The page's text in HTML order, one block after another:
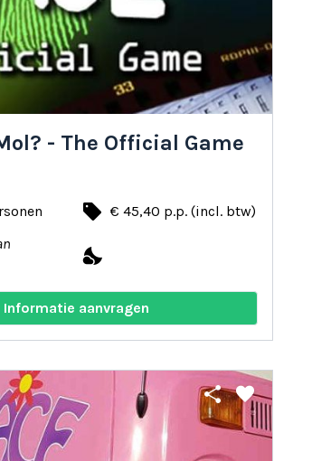
- The Official Game
local_offer € 45,40 p.p. (incl. btw)
nights_stay
Informatie aanvragen
share favorite